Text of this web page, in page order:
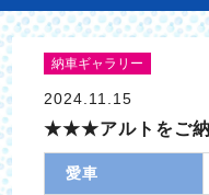
納車ギャラリー
2024.11.15
★★★アルトをご
愛車